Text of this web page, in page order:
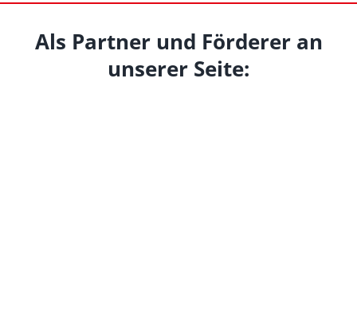
Als Partner und Förderer an
unserer Seite: